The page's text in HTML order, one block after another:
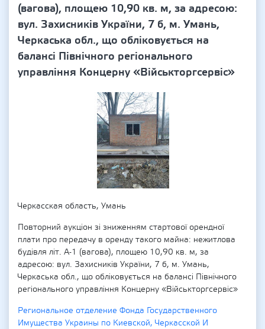
(вагова), площею 10,90 кв. м, за адресою:
вул. Захисників України, 7 б, м. Умань,
Черкаська обл., що обліковується на
балансі Північного регіонального
управління Концерну «Військторгсервіс»
Черкасская область, Умань
Повторний аукціон зі зниженням стартової орендної
плати про передачу в оренду такого майна: нежитлова
будівля літ. А-1 (вагова), площею 10,90 кв. м, за
адресою: вул. Захисників України, 7 б, м. Умань,
Черкаська обл., що обліковується на балансі Північного
регіонального управління Концерну «Військторгсервіс»
Региональное отделение Фонда Государственного
Имущества Украины по Киевской, Черкасской И